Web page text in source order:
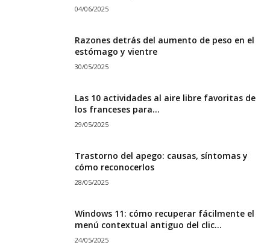
04/06/2025
Razones detrás del aumento de peso en el
estómago y vientre
30/05/2025
Las 10 actividades al aire libre favoritas de
los franceses para...
29/05/2025
Trastorno del apego: causas, síntomas y
cómo reconocerlos
28/05/2025
Windows 11: cómo recuperar fácilmente el
menú contextual antiguo del clic...
24/05/2025